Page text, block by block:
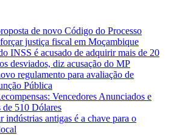
de novo Código do Processo
justiça fiscal em Moçambique
INSS é acusado de adquirir mais de 20
desviados, diz acusação do MP
regulamento para avaliação de
Pública
Vencedores Anunciados e
de 510 Dólares
indústrias antigas é a chave para o